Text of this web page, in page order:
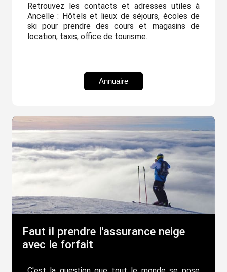
Retrouvez les contacts et adresses utiles à
Ancelle : Hôtels et lieux de séjours, écoles de
ski pour prendre des cours et magasins de
location, taxis, office de tourisme.
Annuaire
Faut il prendre l'assurance neige
avec le forfait